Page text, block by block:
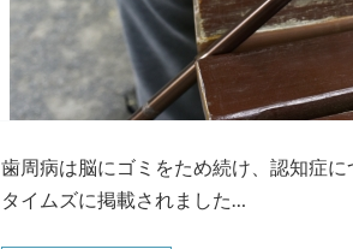
歯周病は脳にゴミをため続け、認知症
タイムズに掲載されました…